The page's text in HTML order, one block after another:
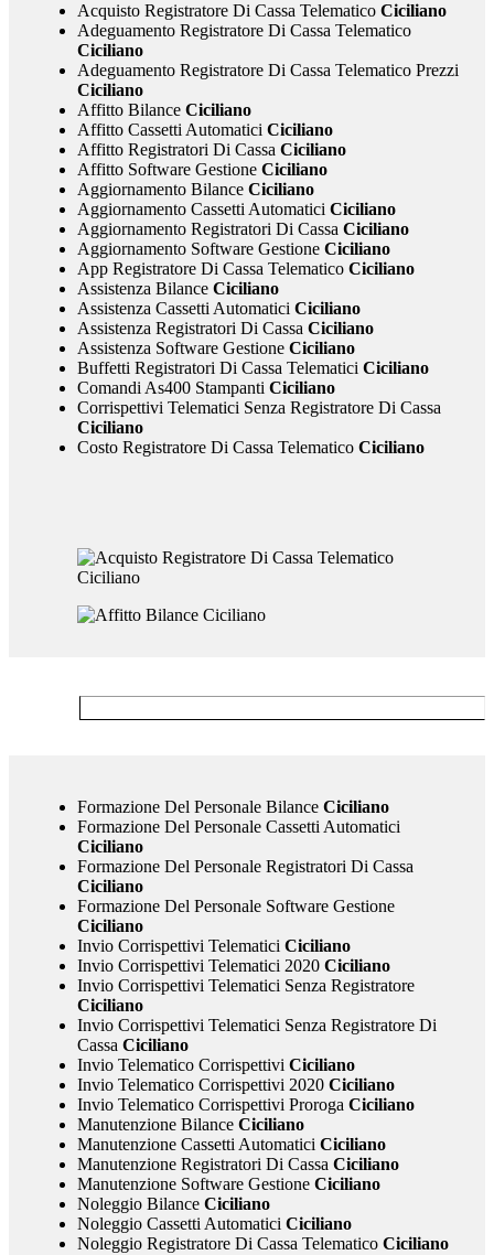
Acquisto Registratore Di Cassa TelematicoCiciliano
Adeguamento Registratore Di Cassa Telematico
Ciciliano
Adeguamento Registratore Di Cassa Telematico Prezzi
Ciciliano
Affitto BilanceCiciliano
Affitto Cassetti Automatici Ciciliano
Affitto Registratori Di Cassa Ciciliano
Affitto Software GestioneCiciliano
Aggiornamento BilanceCiciliano
Aggiornamento Cassetti Automatici Ciciliano
Aggiornamento Registratori Di Cassa Ciciliano
Aggiornamento Software GestioneCiciliano
App Registratore Di Cassa TelematicoCiciliano
Assistenza BilanceCiciliano
Assistenza Cassetti Automatici Ciciliano
Assistenza Registratori Di Cassa Ciciliano
Assistenza Software GestioneCiciliano
Buffetti Registratori Di Cassa Telematici Ciciliano
Comandi As400 Stampanti Ciciliano
Corrispettivi Telematici Senza Registratore Di Cassa
Ciciliano
Costo Registratore Di Cassa TelematicoCiciliano
Formazione Del Personale BilanceCiciliano
Formazione Del Personale Cassetti Automatici
Ciciliano
Formazione Del Personale Registratori Di Cassa
Ciciliano
Formazione Del Personale Software Gestione
Ciciliano
Invio Corrispettivi Telematici Ciciliano
Invio Corrispettivi Telematici 2020Ciciliano
Invio Corrispettivi Telematici Senza Registratore
Ciciliano
Invio Corrispettivi Telematici Senza Registratore Di
Cassa Ciciliano
Invio Telematico Corrispettivi Ciciliano
Invio Telematico Corrispettivi 2020Ciciliano
Invio Telematico Corrispettivi Proroga Ciciliano
Manutenzione BilanceCiciliano
Manutenzione Cassetti Automatici Ciciliano
Manutenzione Registratori Di Cassa Ciciliano
Manutenzione Software GestioneCiciliano
Noleggio BilanceCiciliano
Noleggio Cassetti Automatici Ciciliano
Noleggio Registratore Di Cassa TelematicoCiciliano